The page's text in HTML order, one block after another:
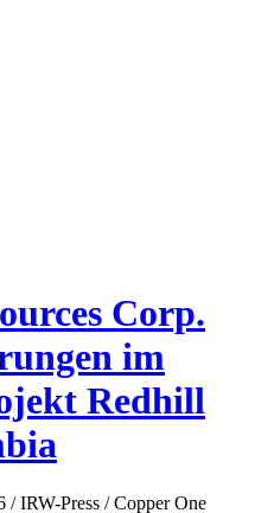
Corp.
im
Redhill
IRW-Press / Copper One